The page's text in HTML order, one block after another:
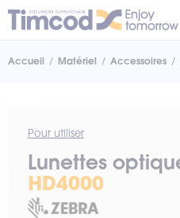
Accueil Matériel Accessoires
Pour utiliser
Lunettes
HD4000